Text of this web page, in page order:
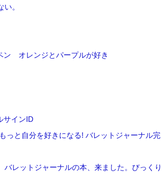
。
ン オレンジとパープルが好き
インID
っと自分を好きになる! バレットジャーナル完
レットジャーナルの本、来ました。びっくり